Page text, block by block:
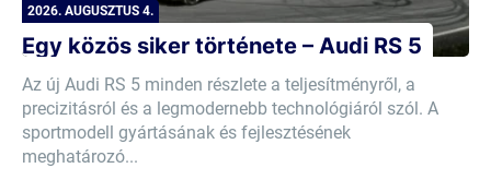
2026. AUGUSZTUS 4.
Egy közös siker története – Audi RS 5
Az új Audi RS 5 minden részlete a teljesítményről, a
precizitásról és a legmodernebb technológiáról szól. A
sportmodell gyártásának és fejlesztésének
meghatározó...